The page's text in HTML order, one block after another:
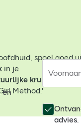
spoel goed
in je
krulpatronen
Method.'
en
advies.